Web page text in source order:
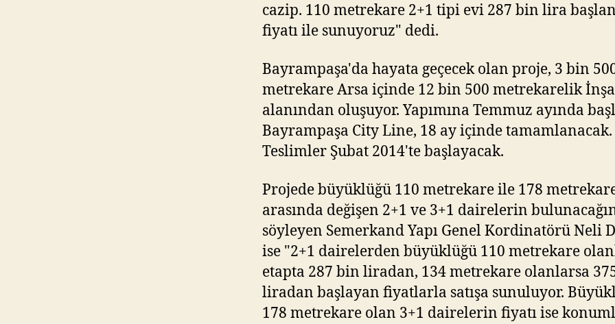
cazip. 110 metrekare 2+1 tipi evi 287 bin lira
fiyatı ile sunuyoruz" dedi.
Bayrampaşa'da hayata geçecek olan proje, 3 bin
metrekare Arsa içinde 12 bin 500 metrekarelik
alanından oluşuyor. Yapımına Temmuz ayında
Bayrampaşa City Line, 18 ay içinde tamamlanacak.
Teslimler Şubat 2014'te başlayacak.
Projede büyüklüğü 110 metrekare ile 178
arasında değişen 2+1 ve 3+1 dairelerin
söyleyen Semerkand Yapı Genel Kordinatörü Neli
ise "2+1 dairelerden büyüklüğü 110 metrekare
etapta 287 bin liradan, 134 metrekare olanlarsa
liradan başlayan fiyatlarla satışa sunuluyor.
178 metrekare olan 3+1 dairelerin fiyatı ise